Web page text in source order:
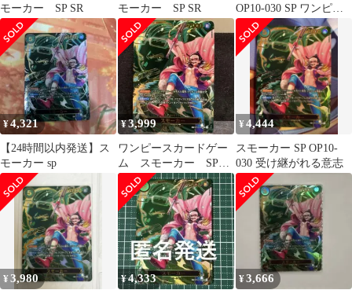
モーカー SP SR
モーカー SP SR
OP10-030 SP ワンピー
ス
¥4,321
【24時間以内発送】ス
モーカー sp
¥3,999
ワンピースカードゲー
ム スモーカー SP
SR パラレル
¥4,444
スモーカー SP OP10-
030 受け継がれる意志
¥3,980 ¥4,333 ¥3,666